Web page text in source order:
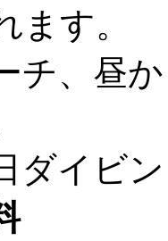
ます。
チ、昼
ダイビ